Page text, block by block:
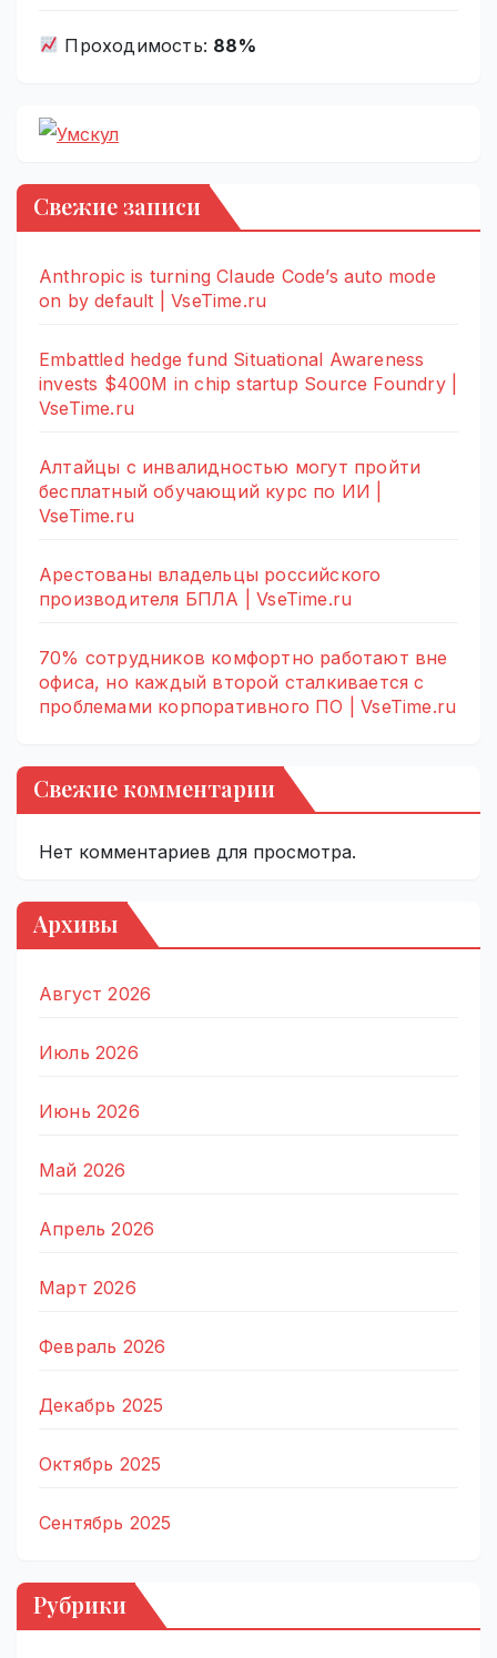
Проходимость: 88%
Свежие записи
Anthropic is turning Claude Code’s auto mode
on by default | VseTime.ru
Embattled hedge fund Situational Awareness
invests $400M in chip startup Source Foundry |
VseTime.ru
Алтайцы с инвалидностью могут пройти
бесплатный обучающий курс по ИИ |
VseTime.ru
Арестованы владельцы российского
производителя БПЛА | VseTime.ru
70% сотрудников комфортно работают вне
офиса, но каждый второй сталкивается с
проблемами корпоративного ПО | VseTime.ru
Свежие комментарии
Нет комментариев для просмотра.
Архивы
Август 2026
Июль 2026
Июнь 2026
Май 2026
Апрель 2026
Март 2026
Февраль 2026
Декабрь 2025
Октябрь 2025
Сентябрь 2025
Рубрики